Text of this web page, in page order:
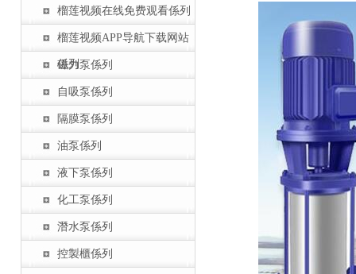
榴莲视频在线免费观看係列
榴莲视频APP导航下载网站
係列
磁力泵係列
自吸泵係列
隔膜泵係列
油泵係列
液下泵係列
化工泵係列
潛水泵係列
控製櫃係列